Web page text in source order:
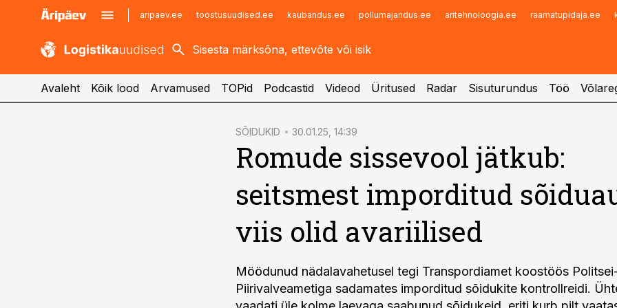
aripaev.ee toostusuudised.ee kaubandus.ee pollumajandus.ee aritehnoloogia.ee raamatupidaja.ee
kaubandus.ee
kinnisvarauudised.ee
imelineajalugu.ee
Infopank
Avaleht Kõik lood Arvamused TOPid Podcastid Videod Üritused Radar Sisuturundus Töö
SÕIDUKID 30.01.25, 14:39
Romude sissevool jätkub:
seitsmest imporditud
viis olid avariilised
Möödunud nädalavahetusel tegi Transpordiamet koostöös
Piirivalveametiga sadamates imporditud sõidukite kontrollreidi.